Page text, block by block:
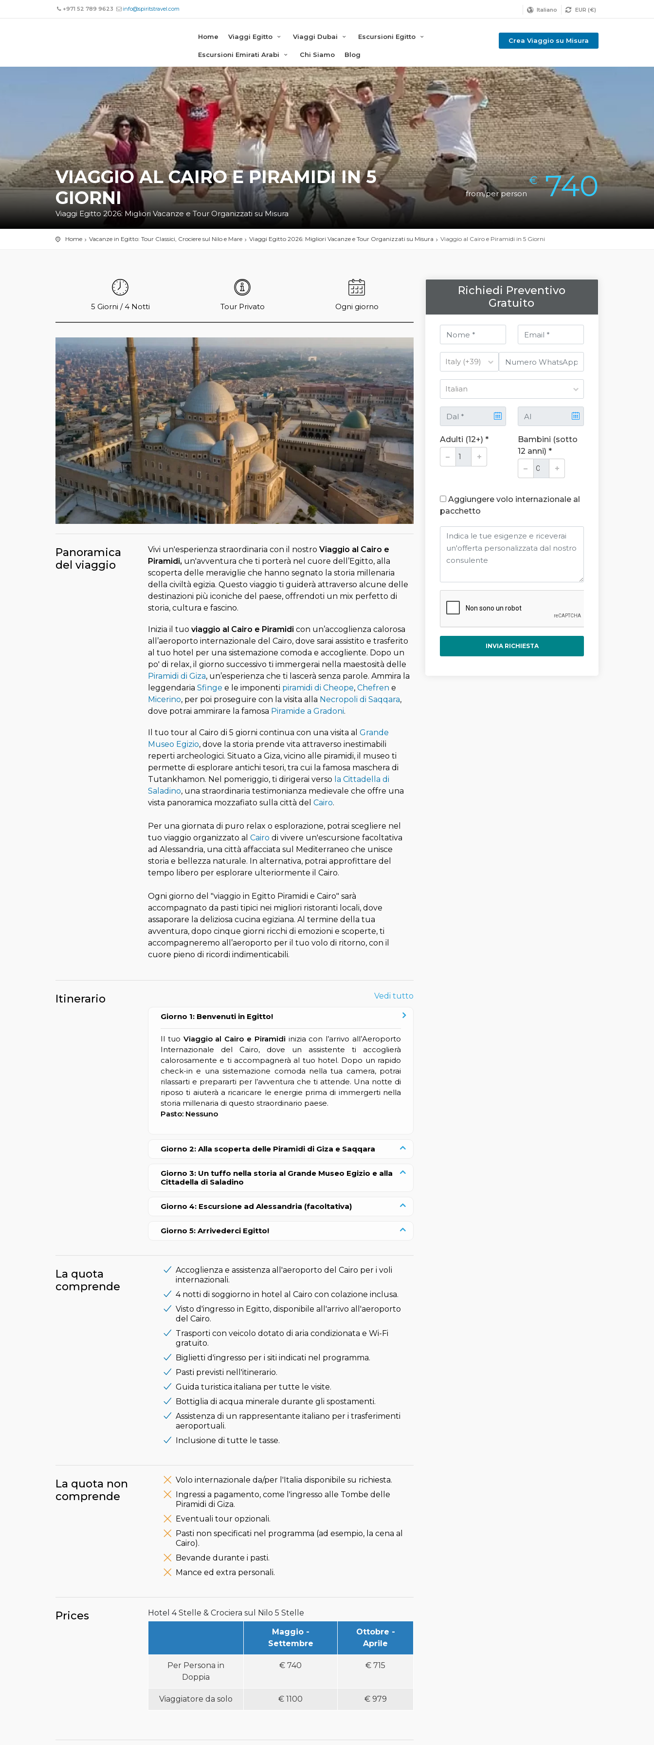
+971 52 789 9623 info@spiritstravel.com Italiano EUR (€)
Home Viaggi Egitto Viaggi Dubai Escursioni Egitto
Escursioni Emirati Arabi Chi Siamo Blog
Crea Viaggio su Misura
VIAGGIO AL CAIRO E PIRAMIDI IN 5
GIORNI
Viaggi Egitto 2026: Migliori Vacanze e Tour Organizzati su Misura
from/per person
€ 740
Home Vacanze in Egitto: Tour Classici, Crociere sul Nilo e Mare Viaggi Egitto 2026: Migliori Vacanze e Tour Organizzati su Misura Viaggio al Cairo e Piramidi in 5 Giorni
5 Giorni / 4 Notti Tour Privato Ogni giorno
Panoramica
del viaggio
Vivi un'esperienza straordinaria con il nostro Viaggio al Cairo e
Piramidi, un'avventura che ti porterà nel cuore dell’Egitto, alla
scoperta delle meraviglie che hanno segnato la storia millenaria
della civiltà egizia. Questo viaggio ti guiderà attraverso alcune delle
destinazioni più iconiche del paese, offrendoti un mix perfetto di
storia, cultura e fascino.
Inizia il tuo viaggio al Cairo e Piramidi con un’accoglienza calorosa
all’aeroporto internazionale del Cairo, dove sarai assistito e trasferito
al tuo hotel per una sistemazione comoda e accogliente. Dopo un
po' di relax, il giorno successivo ti immergerai nella maestosità delle
Piramidi di Giza, un’esperienza che ti lascerà senza parole. Ammira la
leggendaria Sfinge e le imponenti piramidi di Cheope, Chefren e
Micerino, per poi proseguire con la visita alla Necropoli di Saqqara,
dove potrai ammirare la famosa Piramide a Gradoni.
Il tuo tour al Cairo di 5 giorni continua con una visita al Grande
Museo Egizio, dove la storia prende vita attraverso inestimabili
reperti archeologici. Situato a Giza, vicino alle piramidi, il museo ti
permette di esplorare antichi tesori, tra cui la famosa maschera di
Tutankhamon. Nel pomeriggio, ti dirigerai verso la Cittadella di
Saladino, una straordinaria testimonianza medievale che offre una
vista panoramica mozzafiato sulla città del Cairo.
Per una giornata di puro relax o esplorazione, potrai scegliere nel
tuo viaggio organizzato al Cairo di vivere un'escursione facoltativa
ad Alessandria, una città affacciata sul Mediterraneo che unisce
storia e bellezza naturale. In alternativa, potrai approfittare del
tempo libero per esplorare ulteriormente il Cairo.
Ogni giorno del "viaggio in Egitto Piramidi e Cairo" sarà
accompagnato da pasti tipici nei migliori ristoranti locali, dove
assaporare la deliziosa cucina egiziana. Al termine della tua
avventura, dopo cinque giorni ricchi di emozioni e scoperte, ti
accompagneremo all’aeroporto per il tuo volo di ritorno, con il
cuore pieno di ricordi indimenticabili.
Itinerario Vedi tutto
Giorno 1: Benvenuti in Egitto!
Il tuo Viaggio al Cairo e Piramidi inizia con l’arrivo all’Aeroporto
Internazionale del Cairo, dove un assistente ti accoglierà
calorosamente e ti accompagnerà al tuo hotel. Dopo un rapido
check-in e una sistemazione comoda nella tua camera, potrai
rilassarti e prepararti per l’avventura che ti attende. Una notte di
riposo ti aiuterà a ricaricare le energie prima di immergerti nella
storia millenaria di questo straordinario paese.
Pasto: Nessuno
Giorno 2: Alla scoperta delle Piramidi di Giza e Saqqara
Giorno 3: Un tuffo nella storia al Grande Museo Egizio e alla
Cittadella di Saladino
Giorno 4: Escursione ad Alessandria (facoltativa)
Giorno 5: Arrivederci Egitto!
La quota
comprende
Accoglienza e assistenza all'aeroporto del Cairo per i voli
internazionali.
4 notti di soggiorno in hotel al Cairo con colazione inclusa.
Visto d'ingresso in Egitto, disponibile all'arrivo all'aeroporto
del Cairo.
Trasporti con veicolo dotato di aria condizionata e Wi-Fi
gratuito.
Biglietti d'ingresso per i siti indicati nel programma.
Pasti previsti nell'itinerario.
Guida turistica italiana per tutte le visite.
Bottiglia di acqua minerale durante gli spostamenti.
Assistenza di un rappresentante italiano per i trasferimenti
aeroportuali.
Inclusione di tutte le tasse.
La quota non
comprende
Volo internazionale da/per l'Italia disponibile su richiesta.
Ingressi a pagamento, come l'ingresso alle Tombe delle
Piramidi di Giza.
Eventuali tour opzionali.
Pasti non specificati nel programma (ad esempio, la cena al
Cairo).
Bevande durante i pasti.
Mance ed extra personali.
Prices Hotel 4 Stelle & Crociera sul Nilo 5 Stelle
Maggio -
Settembre
Ottobre -
Aprile
Per Persona in
Doppia
€ 740 € 715
Viaggiatore da solo € 1100 € 979
Richiedi Preventivo
Gratuito
Adulti (12+) *
Bambini (sotto
12 anni) *
Aggiungere volo internazionale al
pacchetto
INVIA RICHIESTA